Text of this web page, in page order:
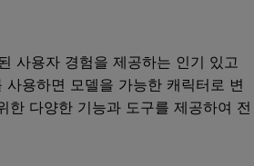
사용자 경험을 제공하는 인기 있고
용하면 모델을 가능한 캐릭터로 변
다양한 기능과 도구를 제공하여 전